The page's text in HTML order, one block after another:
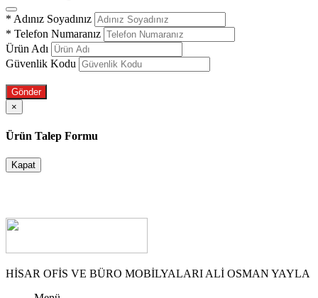
* Adınız Soyadınız
* Telefon Numaranız
Ürün Adı
Güvenlik Kodu
Gönder
×
Ürün Talep Formu
Kapat
HİSAR OFİS VE BÜRO MOBİLYALARI ALİ OSMAN YAYLA